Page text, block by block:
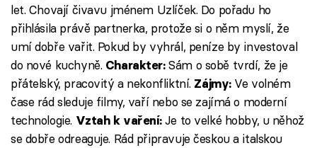
let. Chovají čivavu jménem Uzlíček. Do pořadu ho
přihlásila právě partnerka, protože si o něm myslí, že
umí dobře vařit. Pokud by vyhrál, peníze by investoval
do nové kuchyně. Charakter:Sám o sobě tvrdí, že je
přátelský, pracovitý a nekonfliktní. Zájmy: Ve volném
čase rád sleduje filmy, vaří nebo se zajímá o moderní
technologie. Vztah k vaření: Je to velké hobby, u něhož
se dobře odreaguje. Rád připravuje českou a italskou